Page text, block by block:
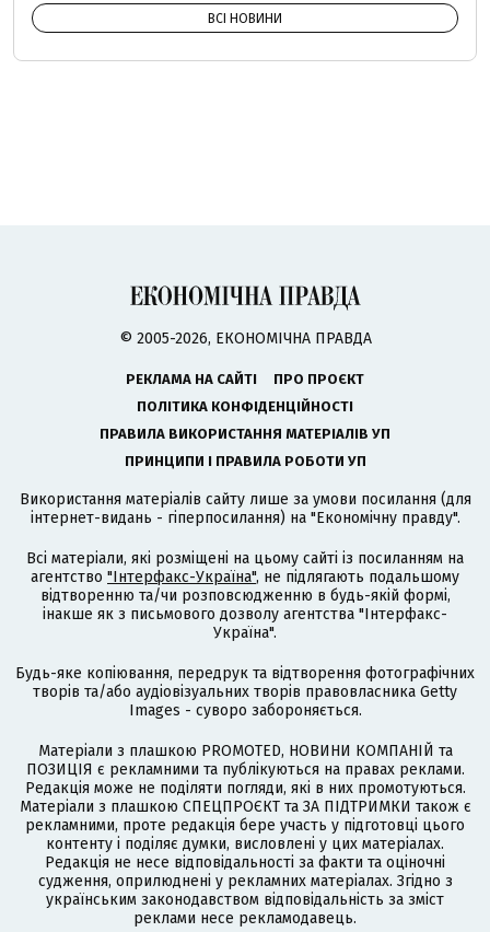
ВСІ НОВИНИ
© 2005-2026, ЕКОНОМІЧНА ПРАВДА
РЕКЛАМА НА САЙТІ
ПРО ПРОЄКТ
ПОЛІТИКА КОНФІДЕНЦІЙНОСТІ
ПРАВИЛА ВИКОРИСТАННЯ МАТЕРІАЛІВ УП
ПРИНЦИПИ І ПРАВИЛА РОБОТИ УП
Використання матеріалів сайту лише за умови посилання (для
інтернет-видань - гіперпосилання) на "Економічну правду".
Всі матеріали, які розміщені на цьому сайті із посиланням на
агентство "Інтерфакс-Україна", не підлягають подальшому
відтворенню та/чи розповсюдженню в будь-якій формі,
інакше як з письмового дозволу агентства "Інтерфакс-
Україна".
Будь-яке копіювання, передрук та відтворення фотографічних
творів та/або аудіовізуальних творів правовласника Getty
Images - суворо забороняється.
Матеріали з плашкою PROMOTED, НОВИНИ КОМПАНІЙ та
ПОЗИЦІЯ є рекламними та публікуються на правах реклами.
Редакція може не поділяти погляди, які в них промотуються.
Матеріали з плашкою СПЕЦПРОЄКТ та ЗА ПІДТРИМКИ також є
рекламними, проте редакція бере участь у підготовці цього
контенту і поділяє думки, висловлені у цих матеріалах.
Редакція не несе відповідальності за факти та оціночні
судження, оприлюднені у рекламних матеріалах. Згідно з
українським законодавством відповідальність за зміст
реклами несе рекламодавець.